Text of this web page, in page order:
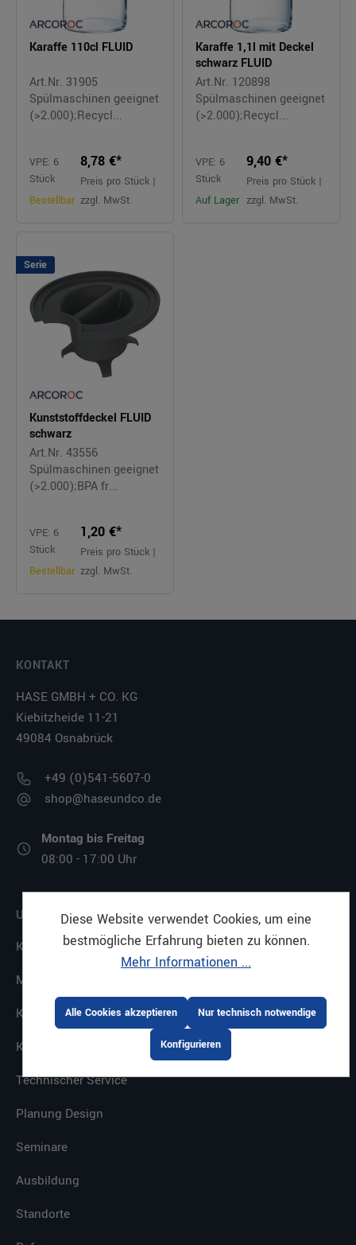
Karaffe 110cl FLUID
Art.Nr. 31905
Spülmaschinen geeignet
(>2.000);Recycl...
VPE: 6
Stück
Bestellbar
8,78 €*
Preis pro Stück |
zzgl. MwSt.
Karaffe 1,1l mit Deckel
schwarz FLUID
Art.Nr. 120898
Spülmaschinen geeignet
(>2.000);Recycl...
VPE: 6
Stück
Auf Lager
9,40 €*
Preis pro Stück |
zzgl. MwSt.
Serie
Kunststoffdeckel FLUID
schwarz
Art.Nr. 43556
Spülmaschinen geeignet
(>2.000);BPA fr...
VPE: 6
Stück
Bestellbar
1,20 €*
Preis pro Stück |
zzgl. MwSt.
KONTAKT
HASE GMBH + CO. KG
Kiebitzheide 11-21
49084 Osnabrück
+49 (0)541-5607-0
shop@haseundco.de
Montag bis Freitag
08:00 - 17:00 Uhr
UNTERNEHMEN
Karriere
Mietservice
Kaffeesystem
Keyaccount
Technischer Service
Planung Design
Seminare
Ausbildung
Standorte
Diese Website verwendet Cookies, um eine
bestmögliche Erfahrung bieten zu können.
Mehr Informationen ...
Nur technisch notwendige
Konfigurieren
Alle Cookies akzeptieren